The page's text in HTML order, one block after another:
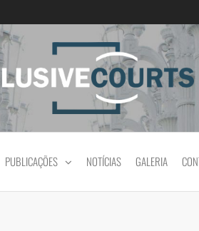
Igualdade e diferença cultural na
PUBLICAÇÕES NOTÍCIAS GALERIA